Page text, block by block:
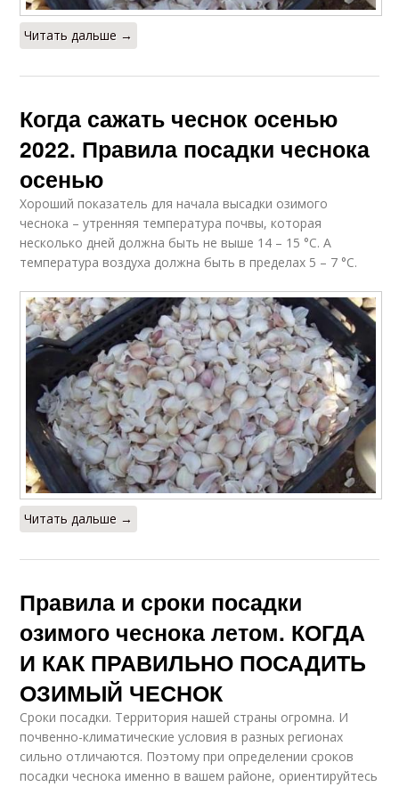
Читать дальше →
Когда сажать чеснок осенью
2022. Правила посадки чеснока
осенью
Хороший показатель для начала высадки озимого
чеснока – утренняя температура почвы, которая
несколько дней должна быть не выше 14 – 15 °С. А
температура воздуха должна быть в пределах 5 – 7 °С.
Читать дальше →
Правила и сроки посадки
озимого чеснока летом. КОГДА
И КАК ПРАВИЛЬНО ПОСАДИТЬ
ОЗИМЫЙ ЧЕСНОК
Сроки посадки. Территория нашей страны огромна. И
почвенно-климатические условия в разных регионах
сильно отличаются. Поэтому при определении сроков
посадки чеснока именно в вашем районе, ориентируйтесь